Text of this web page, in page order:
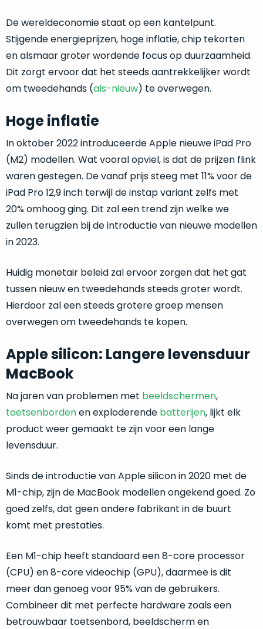
De wereldeconomie staat op een kantelpunt.
Stijgende energieprijzen, hoge inflatie, chip tekorten
en alsmaar groter wordende focus op duurzaamheid.
Dit zorgt ervoor dat het steeds aantrekkelijker wordt
om tweedehands (als-nieuw) te overwegen.
Hoge inflatie
In oktober 2022 introduceerde Apple nieuwe iPad Pro
(M2) modellen. Wat vooral opviel, is dat de prijzen flink
waren gestegen. De vanaf prijs steeg met 11% voor de
iPad Pro 12,9 inch terwijl de instap variant zelfs met
20% omhoog ging. Dit zal een trend zijn welke we
zullen terugzien bij de introductie van nieuwe modellen
in 2023.
Huidig monetair beleid zal ervoor zorgen dat het gat
tussen nieuw en tweedehands steeds groter wordt.
Hierdoor zal een steeds grotere groep mensen
overwegen om tweedehands te kopen.
Apple silicon: Langere levensduur
MacBook
Na jaren van problemen met beeldschermen,
toetsenbordenen exploderende batterijen, lijkt elk
product weer gemaakt te zijn voor een lange
levensduur.
Sinds de introductie van Apple silicon in 2020 met de
M1-chip, zijn de MacBook modellen ongekend goed. Zo
goed zelfs, dat geen andere fabrikant in de buurt
komt met prestaties.
Een M1-chip heeft standaard een 8-core processor
(CPU) en 8-core videochip (GPU), daarmee is dit
meer dan genoeg voor 95% van de gebruikers.
Combineer dit met perfecte hardware zoals een
betrouwbaar toetsenbord, beeldscherm en
als
“ongebruikt,
doos
eenmalig
geopend”
zijn
van
onze
“als
nieuw”-
selectie:
volledige
nieuwstaat,
scherpe
prijs.
Zo
je
slim,
zonder
te
aan
kwaliteit.
Hier
lees
je
welke
wij
onze
producten
gebruiken.
juiste
MacBook
te
kiezen.
Zeker
wanneer
eigenlijk
niet
precies
weet
waar
je
moet
beginnen.
Wat
nou
precies
nodig?
hebben
inmiddels
zoveel
verschillende
klanten
voorzien
van
een
dat
we
weten
welk
een
Mac
geschikt
is.